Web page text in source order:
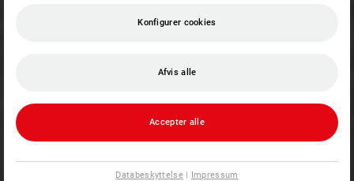
Konfigurer cookies
Afvis alle
Accepter alle
Databeskyttelse| Impressum